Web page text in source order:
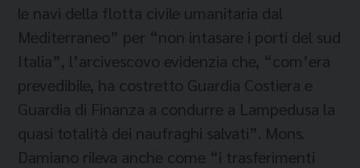
le navi della flotta civile umanitaria dal
Mediterraneo” per “non intasare i porti del sud
Italia”, l’arcivescovo evidenzia che, “com’era
prevedibile, ha costretto Guardia Costiera e
Guardia di Finanza a condurre a Lampedusa la
quasi totalità dei naufraghi salvati”. Mons.
Damiano rileva anche come “i trasferimenti